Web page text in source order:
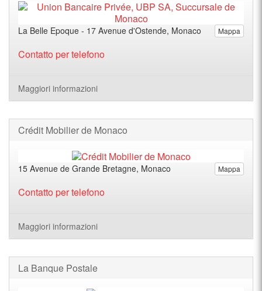
Mappa
La Belle Epoque - 17 Avenue d'Ostende, Monaco
Contatto per telefono
Maggiori informazioni
Crédit Mobilier de Monaco
Mappa
15 Avenue de Grande Bretagne, Monaco
Contatto per telefono
Maggiori informazioni
La Banque Postale